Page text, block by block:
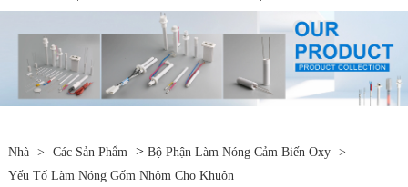
Nhà > Các Sản Phẩm > Bộ Phận Làm Nóng Cảm Biến Oxy
>
Yếu Tố Làm Nóng Gốm Nhôm Cho Khuôn